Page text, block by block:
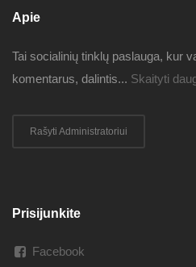
Apie
Tai socialinių tinklų paslauga, kur
komentarus, dalintis... Skaityti
Rašyti Administratoriui
Prisijunkite
Facebook